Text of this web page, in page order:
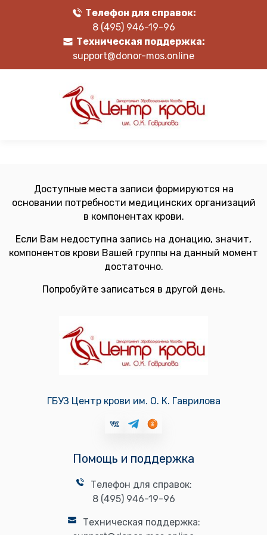
Телефон для справок:
8 (495) 946-19-96
Техническая поддержка:
support@donor-mos.online
Доступные места записи формируются на
основании потребности медицинских организаций
в компонентах крови.
Если Вам недоступна запись на донацию, значит,
компонентов крови Вашей группы на данный момент
достаточно.
Попробуйте записаться в другой день.
ГБУЗ Центр крови им. О. К. Гаврилова
Помощь и поддержка
Телефон для справок:
8 (495) 946-19-96
Техническая поддержка: